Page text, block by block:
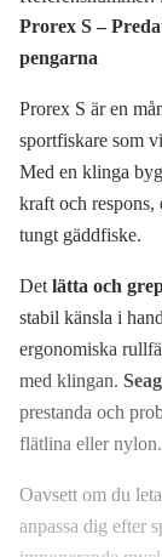
Prorex S –
pengarna
Prorex S är en
sportfiskare som
Med en klinga
kraft och respons,
tungt gäddfiske.
Det lätta och
stabil känsla i
ergonomiska
med klingan.
prestanda och
flätlina eller nylon.
Oavsett om du
anpassa dig efter